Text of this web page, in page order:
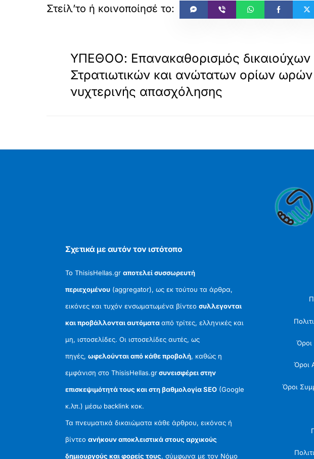
ΥΠΕΘΟΟ: Επανακαθορισμός δικαιούχων
Στρατιωτικών και ανώτατων ορίων ωρών
νυχτερινής απασχόλησης
Σχετικά με αυτόν τον ιστότοπο
Το ThisisHellas.grαποτελεί συσσωρευτή
περιεχομένου (aggregator), ως εκ τούτου τα άρθρα,
εικόνες και τυχόν ενσωματωμένα βίντεοσυλλεγονται
και προβάλλονται αυτόματααπό τρίτες, ελληνικές και
μη, ιστοσελίδες. Οι ιστοσελίδες αυτές, ως
πηγές,ωφελούνται από κάθε προβολή, καθώς η
εμφάνιση στο ThisisHellas.grσυνεισφέρει στην
επισκεψιμότητά τους και στη βαθμολογία SEO (Google
κ.λπ.) μέσω backlink κοκ.
Τα πνευματικά δικαιώματα κάθε άρθρου, εικόνας ή
βίντεοανήκουν αποκλειστικά στους αρχικούς
δημιουργούς και φορείς τους, σύμφωνα με τον Νόμο
Όροι
Όροι
Όροι